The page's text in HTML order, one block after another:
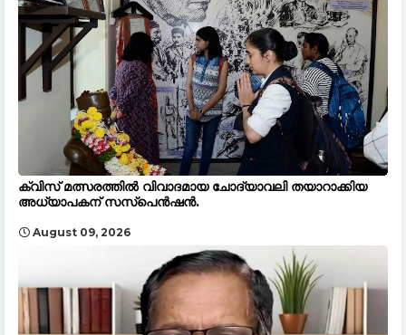
ക്വിസ് മത്സരത്തിൽ വിവാദമായ ചോദ്യാവലി തയാറാക്കിയ
അധ്യാപകന് സസ്പെൻഷൻ.
August 09, 2026